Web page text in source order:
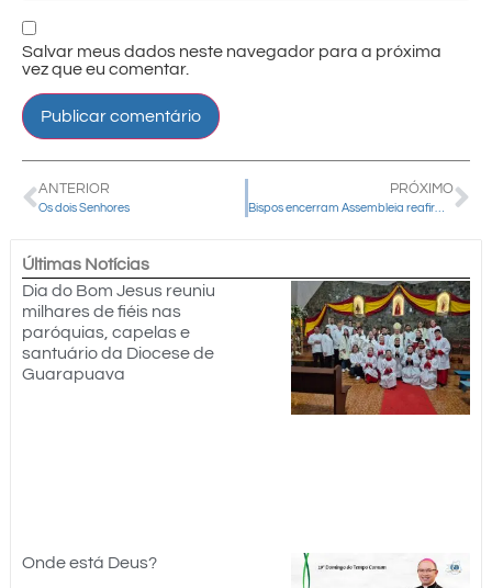
Salvar meus dados neste navegador para a próxima
vez que eu comentar.
ANTERIOR
Os dois Senhores
PRÓXIMO
Bispos encerram Assembleia reafirmando compromisso com a evangelização e a sinodalidade
Últimas Notícias
Dia do Bom Jesus reuniu
milhares de fiéis nas
paróquias, capelas e
santuário da Diocese de
Guarapuava
Onde está Deus?